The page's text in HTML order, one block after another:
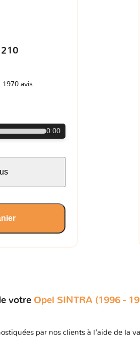
1970 avis
0:00
votre Opel SINTRA (1996 -
par nos clients à l'aide de la